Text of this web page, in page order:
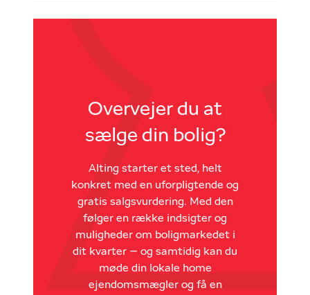
Overvejer du at
sælge din bolig?
Alting starter et sted, helt
konkret med en uforpligtende og
gratis salgsvurdering. Med den
følger en række indsigter og
muligheder om boligmarkedet i
dit kvarter – og samtidig kan du
møde din lokale home
ejendomsmægler og få en